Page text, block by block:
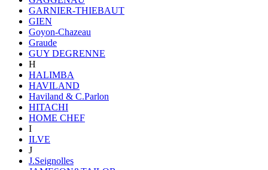
GARNIER-THIEBAUT
GIEN
Goyon-Chazeau
Graude
GUY DEGRENNE
H
HALIMBA
HAVILAND
Haviland & C.Parlon
HITACHI
HOME CHEF
I
ILVE
J
J.Seignolles